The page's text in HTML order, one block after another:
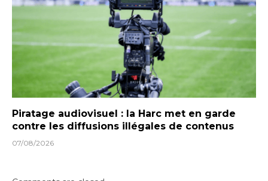
Piratage audiovisuel : la Harc met en garde
contre les diffusions illégales de contenus
07/08/2026